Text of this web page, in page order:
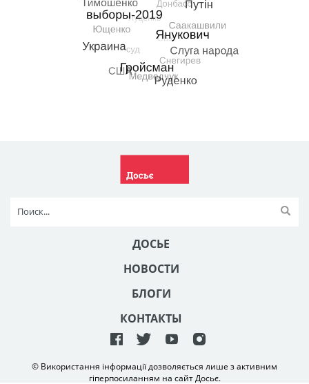
ДОСЬЕ
НОВОСТИ
БЛОГИ
КОНТАКТЫ
© Використання інформації дозволяється лише з активним
гіперпосиланням на сайт Досьє.